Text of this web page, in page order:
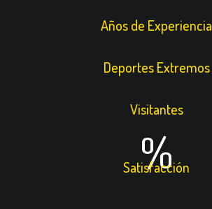
Años de Experiencia
Deportes Extremos
Visitantes
%
Satisfacción